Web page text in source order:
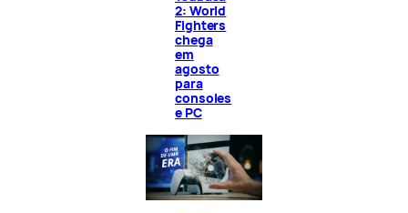
2: World
Fighters
chega
em
agosto
para
consoles
e PC